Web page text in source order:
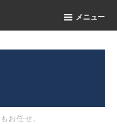
メニュー
お任せ。